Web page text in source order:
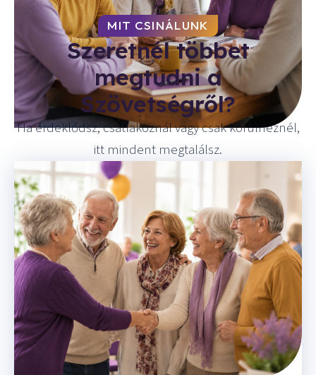
MIT CSINÁLUNK
Szeretnél többet
megtudni a
Szövetségről?
Ha érdeklődsz, csatlakoznál vagy csak körülnéznél,
itt mindent megtalálsz.